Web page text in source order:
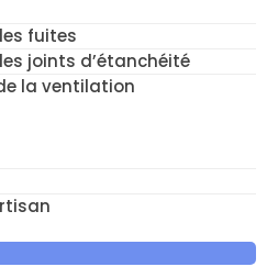
fuites
joints d’étanchéité
la ventilation